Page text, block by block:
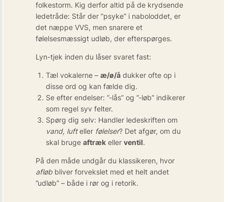
folkestorm. Kig derfor altid på de krydsende
ledetråde: Står der ”psyke” i naboloddet, er
det næppe VVS, men snarere et
følelsesmæssigt udløb, der efterspørges.
Lyn-tjek inden du låser svaret fast:
Tæl vokalerne – æ/ø/å dukker ofte op i
disse ord og kan fælde dig.
Se efter endelser: ”-lås” og ”-løb” indikerer
som regel syv felter.
Spørg dig selv: Handler ledeskriften om
vand, lufteller følelser? Det afgør, om du
skal bruge aftræk eller ventil.
På den måde undgår du klassikeren, hvor
afløb bliver forvekslet med et helt andet
”udløb” – både i rør og i retorik.